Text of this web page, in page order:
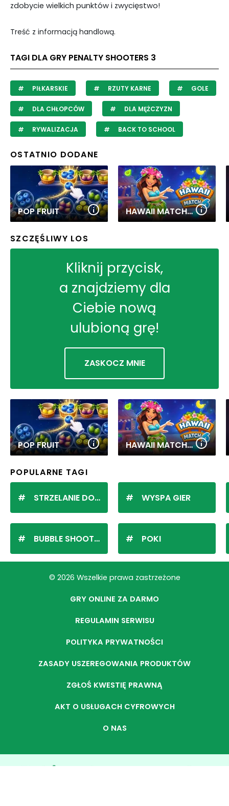
zdobycie wielkich punktów i zwycięstwo!
Treść z informacją handlową.
TAGI DLA GRY PENALTY SHOOTERS 3
PIŁKARSKIE RZUTY KARNE GOLE
DLA CHŁOPCÓW DLA MĘŻCZYZN
RYWALIZACJA BACK TO SCHOOL
OSTATNIO DODANE
POP FRUIT HAWAII MATCH 6
SZCZĘŚLIWY LOS
Kliknij przycisk,
a znajdziemy dla
Ciebie nową
ulubioną grę!
ZASKOCZ MNIE
POP FRUIT HAWAII MATCH 6
POPULARNE TAGI
STRZELANIE DO KULEK
BUBBLE SHOOTER
WYSPA GIER
POKI
© 2026 Wszelkie prawa zastrzeżone
GRY ONLINE ZA DARMO
REGULAMIN SERWISU
POLITYKA PRYWATNOŚCI
ZASADY USZEREGOWANIA PRODUKTÓW
ZGŁOŚ KWESTIĘ PRAWNĄ
AKT O USŁUGACH CYFROWYCH
O NAS